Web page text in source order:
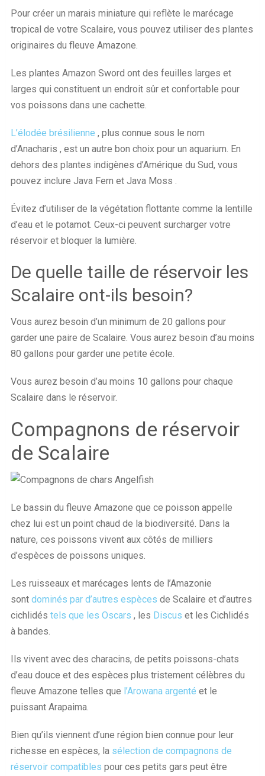
Pour créer un marais miniature qui reflète le marécage
tropical de votre Scalaire, vous pouvez utiliser des plantes
originaires du fleuve Amazone.
Les plantes Amazon Sword ont des feuilles larges et
larges qui constituent un endroit sûr et confortable pour
vos poissons dans une cachette.
L’élodée brésilienne , plus connue sous le nom
d’Anacharis , est un autre bon choix pour un aquarium. En
dehors des plantes indigènes d’Amérique du Sud, vous
pouvez inclure Java Fern et Java Moss .
Évitez d’utiliser de la végétation flottante comme la lentille
d’eau et le potamot. Ceux-ci peuvent surcharger votre
réservoir et bloquer la lumière.
De quelle taille de réservoir les
Scalaire ont-ils besoin?
Vous aurez besoin d’un minimum de 20 gallons pour
garder une paire de Scalaire. Vous aurez besoin d’au moins
80 gallons pour garder une petite école.
Vous aurez besoin d’au moins 10 gallons pour chaque
Scalaire dans le réservoir.
Compagnons de réservoir
de Scalaire
Le bassin du fleuve Amazone que ce poisson appelle
chez lui est un point chaud de la biodiversité. Dans la
nature, ces poissons vivent aux côtés de milliers
d’espèces de poissons uniques.
Les ruisseaux et marécages lents de l’Amazonie
sont dominés par d’autres espèces de Scalaire et d’autres
cichlidés tels que les Oscars , les Discus et les Cichlidés
à bandes.
Ils vivent avec des characins, de petits poissons-chats
d’eau douce et des espèces plus tristement célèbres du
fleuve Amazone telles que l’Arowana argenté et le
puissant Arapaima.
Bien qu’ils viennent d’une région bien connue pour leur
richesse en espèces, la sélection de compagnons de
réservoir compatibles pour ces petits gars peut être
Fermer